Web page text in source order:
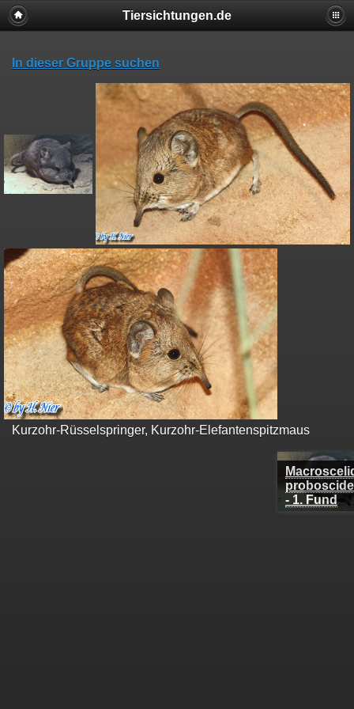
Tiersichtungen.de
In dieser Gruppe suchen
Kurzohr-Rüsselspringer, Kurzohr-Elefantenspitzmaus
- 1. Fund